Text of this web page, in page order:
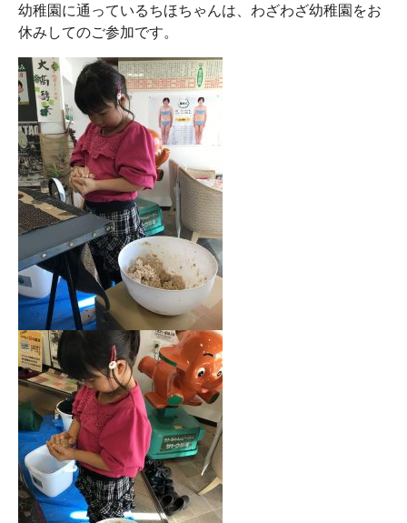
幼稚園に通っているちほちゃんは、わざわざ幼稚園をお
休みしてのご参加です。